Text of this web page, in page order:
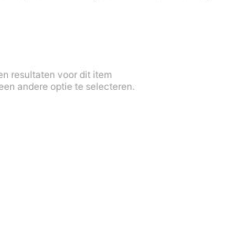
resultaten voor dit item
andere optie te selecteren.